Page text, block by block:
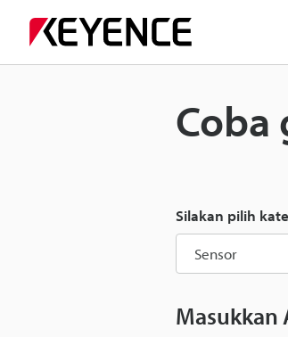
Coba
Silakan pilih
Masukkan